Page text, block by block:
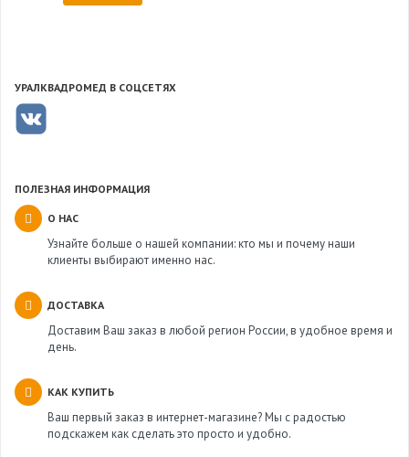
УРАЛКВАДРОМЕД В СОЦСЕТЯХ
ПОЛЕЗНАЯ ИНФОРМАЦИЯ
О НАС
Узнайте больше о нашей компании: кто мы и почему наши
клиенты выбирают именно нас.
ДОСТАВКА
Доставим Ваш заказ в любой регион России, в удобное время и
день.
КАК КУПИТЬ
Ваш первый заказ в интернет-магазине? Мы с радостью
подскажем как сделать это просто и удобно.